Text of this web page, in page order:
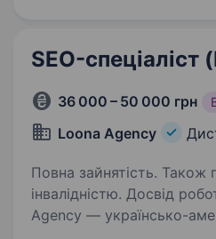
SEO-спеціаліст
36 000 – 50 000 грн
Loona Agency
Повна зайнятість. Також
інвалідністю. Досвід роботи
Agency — українсько-